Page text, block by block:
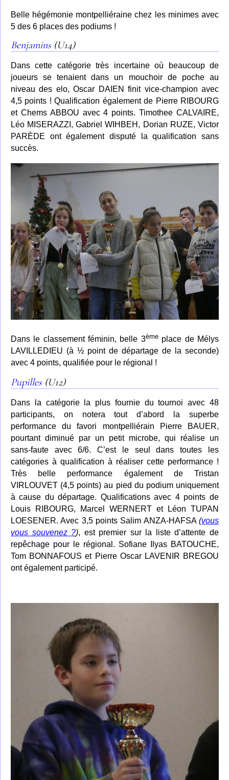
Belle hégémonie montpelliéraine chez les minimes avec
5 des 6 places des podiums !
Benjamins(U14)
Dans cette catégorie très incertaine où beaucoup de
joueurs se tenaient dans un mouchoir de poche au
niveau des elo, Oscar DAIEN finit vice-champion avec
4,5 points ! Qualification également de Pierre RIBOURG
et Chems ABBOU avec 4 points. Timothee CALVAIRE,
Léo MISERAZZI, Gabriel WIHBEH, Dorian RUZE, Victor
PARÈDE ont également disputé la qualification sans
succès.
Dans le classement féminin, belle 3èmeplace de Mélys
LAVILLEDIEU (à ½ point de départage de la seconde)
avec 4 points, qualifiée pour le régional !
Pupilles(U12)
Dans la catégorie la plus fournie du tournoi avec 48
participants, on notera tout d’abord la superbe
performance du favori montpelliérain Pierre BAUER,
pourtant diminué par un petit microbe, qui réalise un
sans-faute avec 6/6. C’est le seul dans toutes les
catégories à qualification à réaliser cette performance !
Très belle performance également de Tristan
VIRLOUVET (4,5 points) au pied du podium uniquement
à cause du départage. Qualifications avec 4 points de
Louis RIBOURG, Marcel WERNERT et Léon TUPAN
LOESENER. Avec 3,5 points Salim ANZA-HAFSA (vous
vous souvenez ?), est premier sur la liste d’attente de
repêchage pour le régional. Sofiane Ilyas BATOUCHE,
Tom BONNAFOUS et Pierre Oscar LAVENIR BREGOU
ont également participé.